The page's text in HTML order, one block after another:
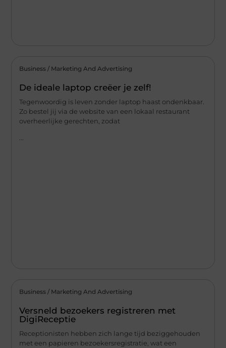
Business / Marketing And Advertising
De ideale laptop creëer je zelf!
Tegenwoordig is leven zonder laptop haast ondenkbaar.
Zo bestel jij via de website van een lokaal restaurant
overheerlijke gerechten, zodat
...
Business / Marketing And Advertising
Versneld bezoekers registreren met
DigiReceptie
Receptionisten hebben zich lange tijd beziggehouden
met een papieren bezoekersregistratie, wat een